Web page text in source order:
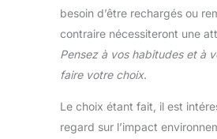
besoin d’être rechargés ou
contraire nécessiteront une
Pensez à vos habitudes et à
faire votre choix.
Le choix étant fait, il est
regard sur l’impact